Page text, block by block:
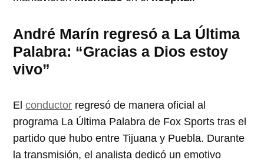
André Marín regresó a La Última
Palabra: “Gracias a Dios estoy
vivo”
Elconductor regresó de manera oficial al
programa La Última Palabra de Fox Sports tras el
partido que hubo entre Tijuana y Puebla. Durante
la transmisión, el analista dedicó un emotivo